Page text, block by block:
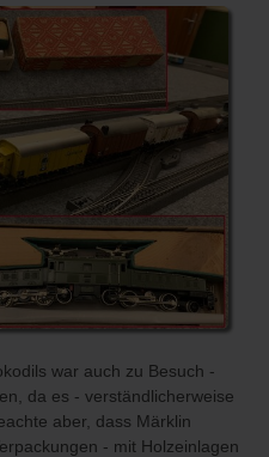
war auch zu Besuch -
da es - verständlicherweise
aber, dass Märklin
- mit Holzeinlagen